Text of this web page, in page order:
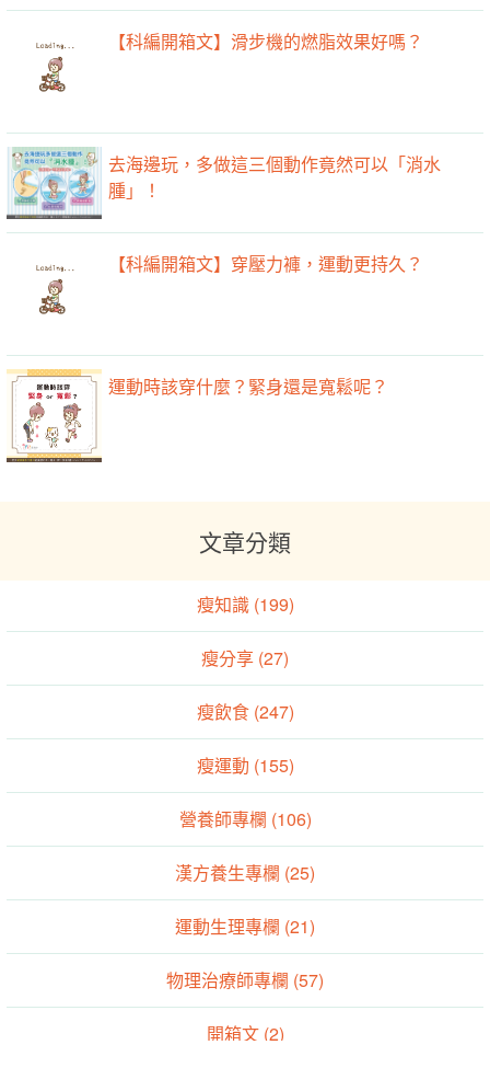
去海邊玩，多做這三個動作竟然可以「消水
【科編開箱文】穿壓力褲，運動更持久？
運動時該穿什麼？緊身還是寬鬆呢？
文章分類
營養師專欄 (106)
漢方養生專欄 (25)
運動生理專欄 (21)
物理治療師專欄 (57)
開箱文 (2)